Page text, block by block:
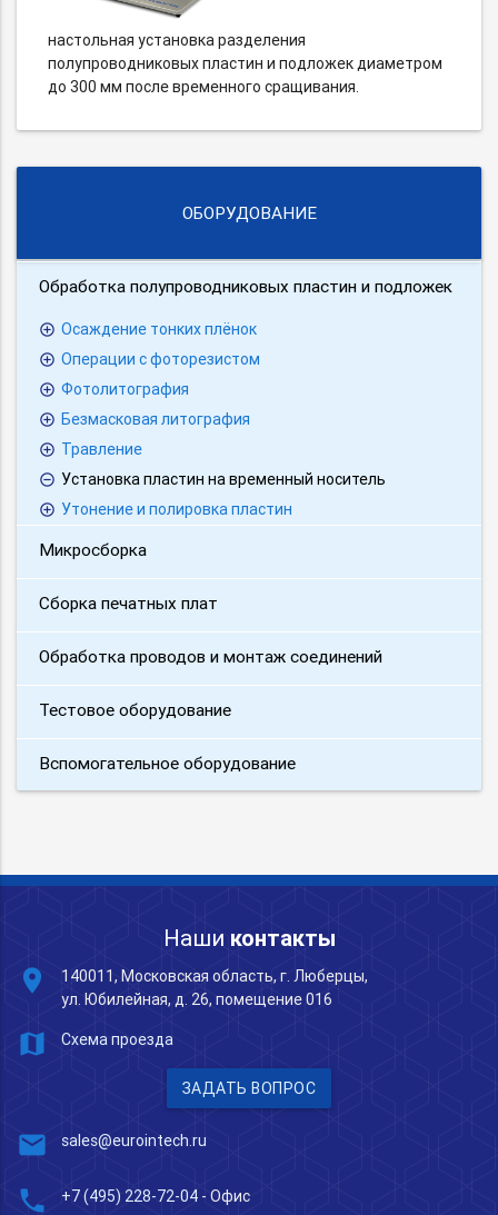
настольная установка разделения
полупроводниковых пластин и подложек диаметром
до 300 мм после временного сращивания.
ОБОРУДОВАНИЕ
Обработка полупроводниковых пластин и подложек
Осаждение тонких плёнок
Операции с фоторезистом
Фотолитография
Безмасковая литография
Травление
Установка пластин на временный носитель
Утонение и полировка пластин
Микросборка
Сборка печатных плат
Обработка проводов и монтаж соединений
Тестовое оборудование
Вспомогательное оборудование
Наши контакты
place
140011, Московская область, г. Люберцы,
ул. Юбилейная, д. 26, помещение 016
map Схема проезда
ЗАДАТЬ ВОПРОС
mail sales@eurointech.ru
phone +7 (495) 228-72-04 - Офис